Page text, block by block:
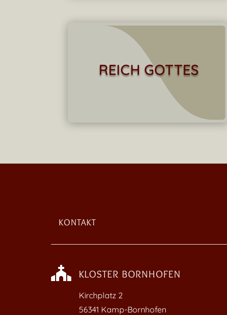
REICH GOTTES
KONTAKT
 KLOSTER BORNHOFEN
Kirchplatz 2
56341 Kamp-Bornhofen